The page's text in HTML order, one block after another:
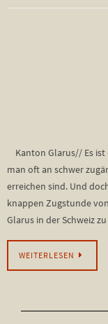
Kanton Glarus// Es
man oft an schwer
erreichen sind. Und
knappen Zugstunde
Glarus in der Schweiz
WEITERLESEN